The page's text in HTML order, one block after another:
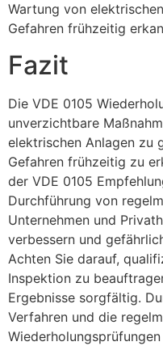
Wartung von
Gefahren frühzeitig
Fazit
Die VDE 0105
unverzichtbare
elektrischen Anlagen zu
Gefahren frühzeitig zu
der VDE 0105
Durchführung von
Unternehmen und
verbessern und
Achten Sie darauf,
Inspektion zu
Ergebnisse sorgfältig.
Verfahren und die